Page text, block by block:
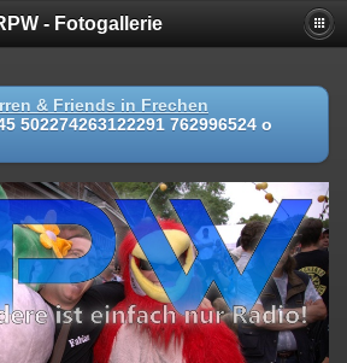
- Fotogallerie
& Friends in Frechen
502274263122291 762996524 o